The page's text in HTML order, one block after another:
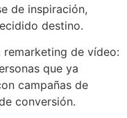
de inspiración,
destino.
remarketing de vídeo:
que ya
campañas de
conversión.